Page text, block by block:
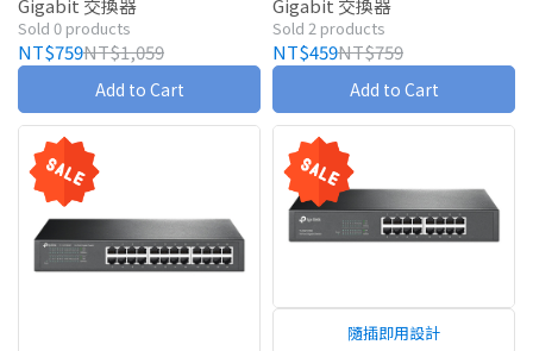
Gigabit 交換器
Sold 0 products
NT$759NT$1,059
Add to Cart
Gigabit 交換器
Sold 2 products
NT$459NT$759
Add to Cart
隨插即用設計